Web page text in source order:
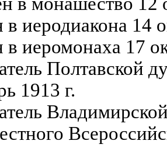
иеродиакона 14
иеромонаха 17
Полтавской
1913 г.